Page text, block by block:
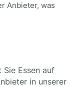
Anbieter, was
Essen auf
in unserer